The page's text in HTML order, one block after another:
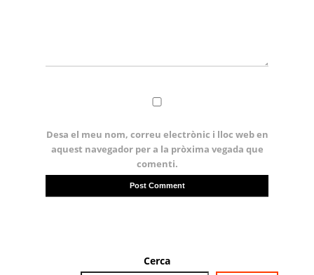
Desa el meu nom, correu electrònic i lloc web en
aquest navegador per a la pròxima vegada que
comenti.
Cerca